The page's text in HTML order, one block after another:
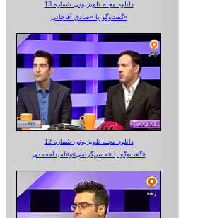
دانلود مجله تلویزیونی شماره 13
گفت‌وگو با «صادق آقاجانی»
دانلود مجله تلویزیونی شماره 12
گفت‌وگو با «حسن‌گرامی»و«امیدآمحمدی»